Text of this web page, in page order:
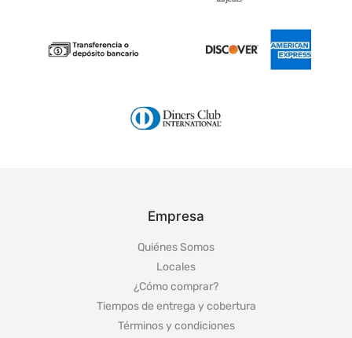
Empresa
Quiénes Somos
Locales
¿Cómo comprar?
Tiempos de entrega y cobertura
Términos y condiciones